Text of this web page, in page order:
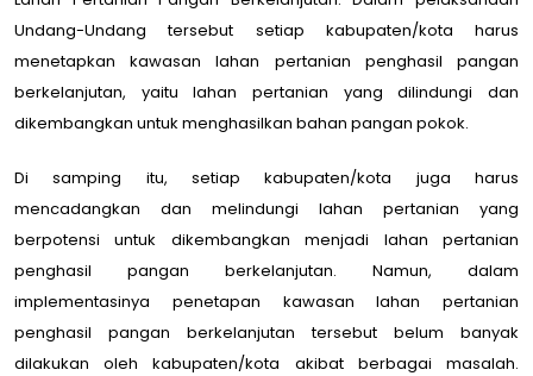
Undang-Undang tersebut setiap kabupaten/kota harus
menetapkan kawasan lahan pertanian penghasil pangan
berkelanjutan, yaitu lahan pertanian yang dilindungi dan
dikembangkan untuk menghasilkan bahan pangan pokok.
Di samping itu, setiap kabupaten/kota juga harus
mencadangkan dan melindungi lahan pertanian yang
berpotensi untuk dikembangkan menjadi lahan pertanian
penghasil pangan berkelanjutan. Namun, dalam
implementasinya penetapan kawasan lahan pertanian
penghasil pangan berkelanjutan tersebut belum banyak
dilakukan oleh kabupaten/kota akibat berbagai masalah.